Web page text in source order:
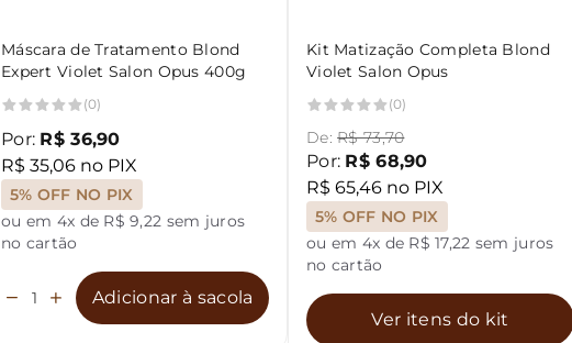
Máscara de Tratamento Blond
Expert Violet Salon Opus 400g
(0)
Por: R$ 36,90
R$ 35,06 no PIX
5% OFF NO PIX
ou em 4x de R$ 9,22 sem juros
no cartão
Adicionar à sacola
Kit Matização Completa Blond
Violet Salon Opus
(0)
De:R$ 73,70
Por: R$ 68,90
R$ 65,46 no PIX
5% OFF NO PIX
ou em 4x de R$ 17,22 sem juros
no cartão
Ver itens do kit